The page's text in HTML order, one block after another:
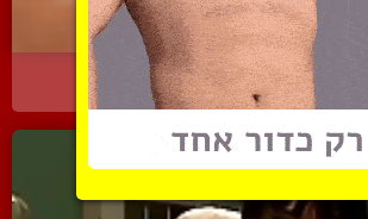
חמוד ויפה משפשף כלי גדול...
| 6 המלצות